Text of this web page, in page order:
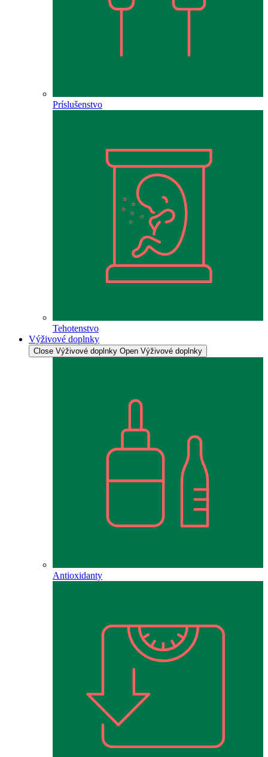
Príslušenstvo
Tehotenstvo
Výživové doplnky
Close Výživové doplnky Open Výživové doplnky
Antioxidanty